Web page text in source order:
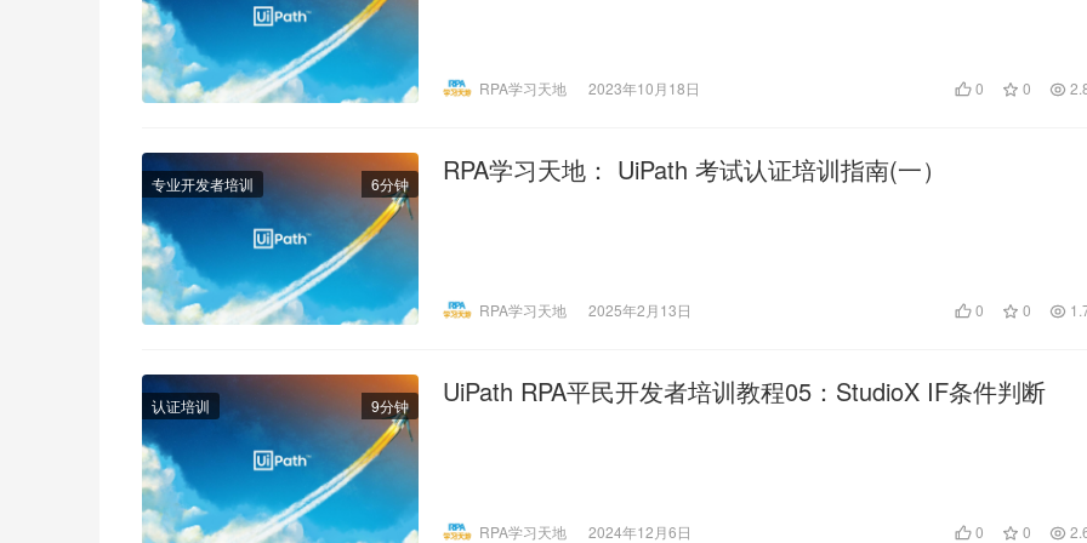
RPA学习天地 2023年10月18日 0 0
专业开发者培训 6分钟 RPA学习天地： UiPath 考试认证培训指南(一）
RPA学习天地 2025年2月13日 0 0
认证培训 9分钟 UiPath RPA平民开发者培训教程05：StudioX IF条件判断
RPA学习天地 2024年12月6日 0 0